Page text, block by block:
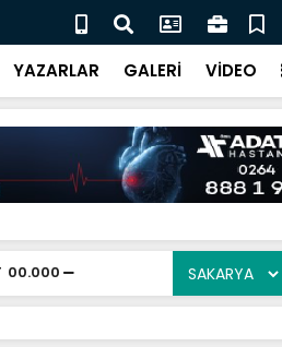
Ali İnci ile Nevzat Ercan buluştu
YAZARLAR GALERİ VİDEO
00.000